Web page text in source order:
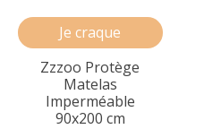
Je craque
Zzzoo Protège
Matelas
Imperméable
90x200 cm